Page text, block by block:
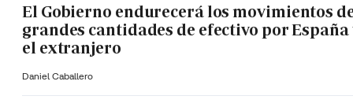
El Gobierno endurecerá los movimientos
grandes cantidades de efectivo por España
el extranjero
Daniel Caballero